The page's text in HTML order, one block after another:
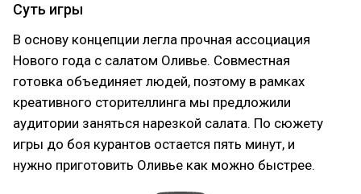
Суть игры
В основу концепции легла прочная ассоциация
Нового года с салатом Оливье. Совместная
готовка объединяет людей, поэтому в рамках
креативного сторителлинга мы предложили
аудитории заняться нарезкой салата. По сюжету
игры до боя курантов остается пять минут, и
нужно приготовить Оливье как можно быстрее.